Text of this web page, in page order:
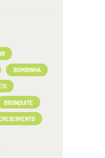
BOMBINHA
BRONQUITE